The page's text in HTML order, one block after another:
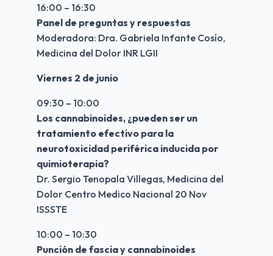
16:00 – 16:30
Panel de preguntas y respuestas
Moderadora: Dra. Gabriela Infante Cosío,
Medicina del Dolor INR LGII
Viernes 2 de junio
09:30 – 10:00
Los cannabinoides, ¿pueden ser un
tratamiento efectivo para la
neurotoxicidad periférica inducida por
quimioterapia?
Dr. Sergio Tenopala Villegas, Medicina del
Dolor Centro Medico Nacional 20 Nov
ISSSTE
10:00 – 10:30
Punción de fascia y cannabinoides